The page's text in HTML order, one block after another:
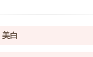
美白